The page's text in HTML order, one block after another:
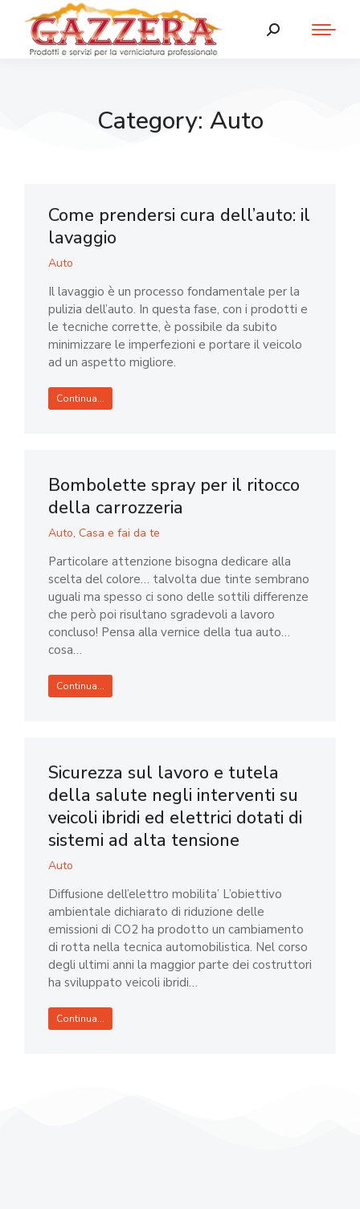
Category: Auto
Come prendersi cura dell’auto: il
lavaggio
Auto
Il lavaggio è un processo fondamentale per la
pulizia dell’auto. In questa fase, con i prodotti e
le tecniche corrette, è possibile da subito
minimizzare le imperfezioni e portare il veicolo
ad un aspetto migliore.
Continua...
Bombolette spray per il ritocco
della carrozzeria
Auto, Casa e fai da te
Particolare attenzione bisogna dedicare alla
scelta del colore… talvolta due tinte sembrano
uguali ma spesso ci sono delle sottili differenze
che però poi risultano sgradevoli a lavoro
concluso! Pensa alla vernice della tua auto…
cosa…
Continua...
Sicurezza sul lavoro e tutela
della salute negli interventi su
veicoli ibridi ed elettrici dotati di
sistemi ad alta tensione
Auto
Diffusione dell’elettro mobilita’ L’obiettivo
ambientale dichiarato di riduzione delle
emissioni di CO2 ha prodotto un cambiamento
di rotta nella tecnica automobilistica. Nel corso
degli ultimi anni la maggior parte dei costruttori
ha sviluppato veicoli ibridi…
Continua...